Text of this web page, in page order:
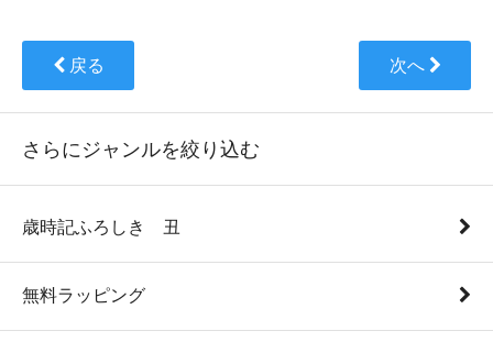
戻る 次へ
さらにジャンルを絞り込む
歳時記ふろしき 丑
無料ラッピング